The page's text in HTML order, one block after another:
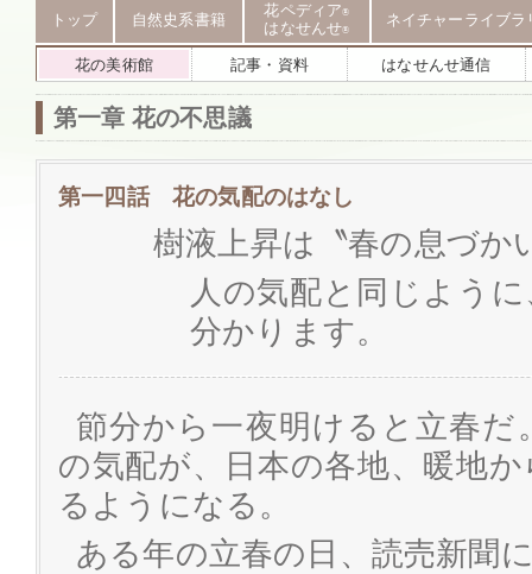
トップ 自然史系書籍
花ペディア®
はなせんせ®
ネイチャーライブラ
花の美術館 記事・資料 はなせんせ通信
第一章 花の不思議
第一四話 花の気配のはなし
樹液上昇は〝春の息づか
人の気配と同じよう
分かります。
節分から一夜明けると立春
の気配が、日本の各地、暖地
るようになる。
ある年の立春の日、読売新聞